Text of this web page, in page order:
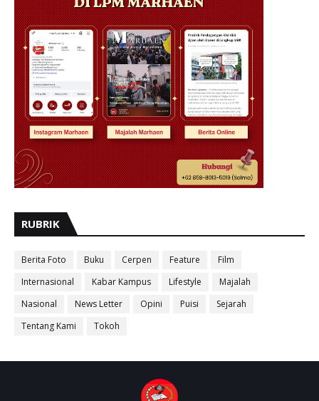
RUBRIK
Berita Foto Buku Cerpen Feature
Film
Internasional
Kabar Kampus Lifestyle
Majalah
Nasional
News Letter Opini Puisi
Sejarah
Tentang Kami
Tokoh